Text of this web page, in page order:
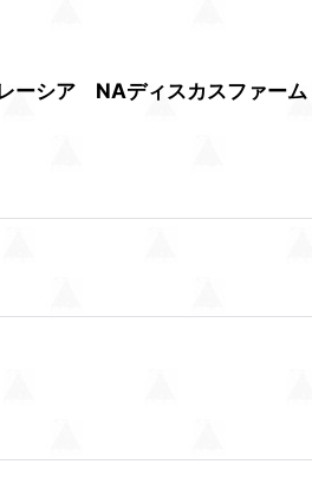
レーシア NAディスカスファーム